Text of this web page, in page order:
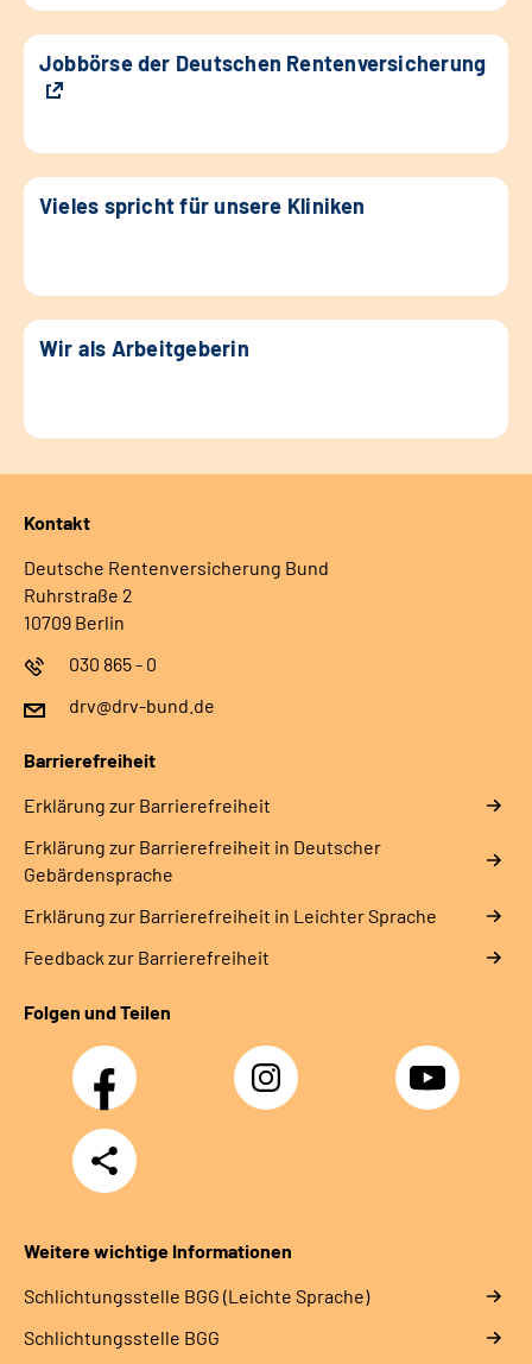
Jobbörse der Deutschen Rentenversicherung
Vieles spricht für unsere Kliniken
Wir als Arbeitgeberin
Kontakt
Deutsche Rentenversicherung Bund
Ruhrstraße 2
10709 Berlin
030 865 - 0
drv@drv-bund.de
Barrierefreiheit
Erklärung zur Barrierefreiheit
Erklärung zur Barrierefreiheit in Deutscher
Gebärdensprache
Erklärung zur Barrierefreiheit in Leichter Sprache
Feedback zur Barrierefreiheit
Folgen und Teilen
Facebook Instagram YouTube
Teilen
Weitere wichtige Informationen
Schlich­tungs­stel­le BGG (Leichte Sprache)
Schlich­tungs­stel­le BGG